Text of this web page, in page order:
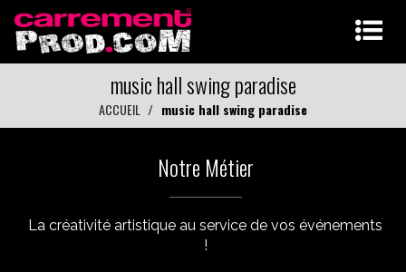
music hall swing paradise
ACCUEIL music hall swing paradise
Notre Métier
La créativité artistique au service de vos événements
!